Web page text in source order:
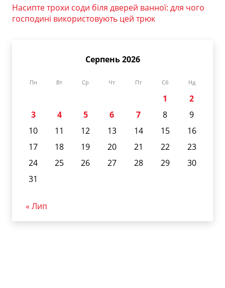
Насипте трохи соди біля дверей ванної: для чого
господині використовують цей трюк
Серпень 2026
Пн Вт Ср Чт Пт Сб Нд
1
2
3
4 5 6 7 8
9
10
11 12 13 14 15
16
17
18 19 20 21 22
23
24
25 26 27 28 29
30
31
« Лип